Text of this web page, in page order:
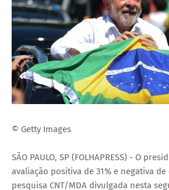
© Getty Images
SÃO PAULO, SP (FOLHAPRESS) - O
avaliação positiva de 31% e negativa de
pesquisa CNT/MDA divulgada nesta